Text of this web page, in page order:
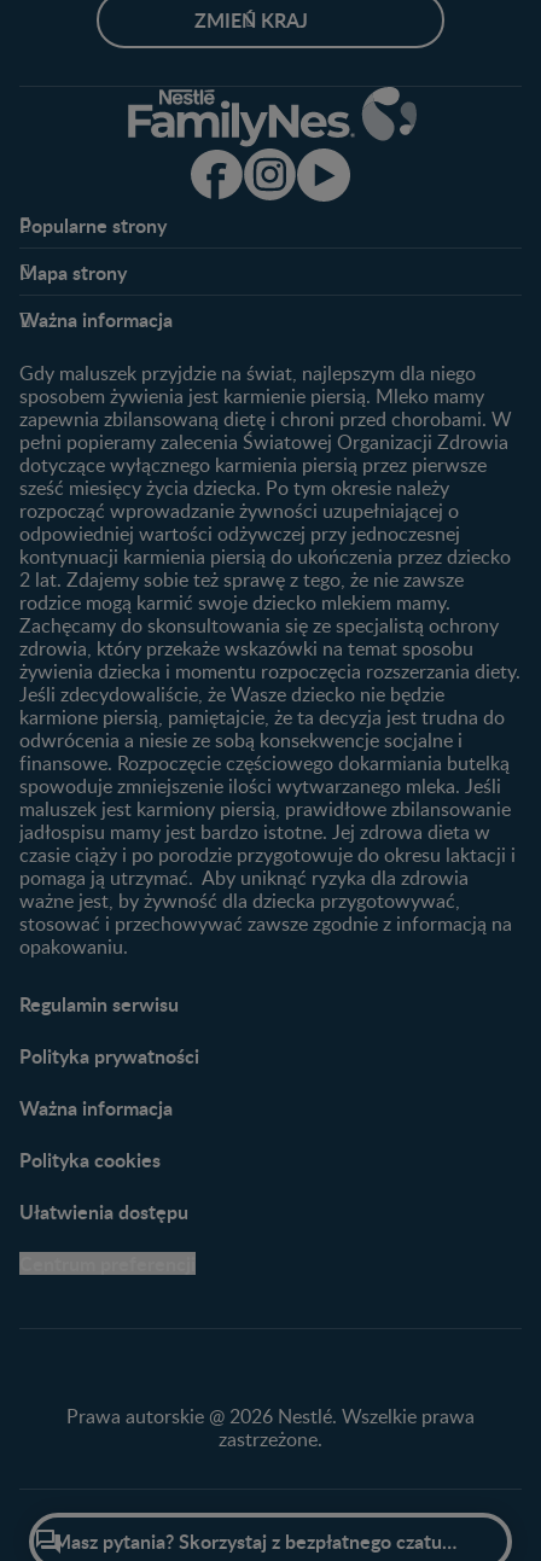
 Masz pytania? Skorzystaj z bezpłatnego czatu z ekspertem!
ZMIEŃ KRAJ
Popularne strony​
Kontakt
FAQ
Produkty
Wyszukiwarka produktów
Nasze marki
Mapa strony​
Plamienie implantacyjne –
Jak zaplanować płeć
dziecka?
Jak rozpoznać dni płodne?
Badania przed ciążą
Planowanie urlopu
macierzyńskiego
1. trymestr ciąży
2. trymestr ciąży
3. trymestr ciąży
Rozwój dziecka
Kalendarz rozwoju dziecka
Skoki rozwojowe
Ząbkowanie u niemowląt
Żywienie dziecka
10 sposobów jak poprawić
laktację
Jakie mleko następne
wybrać dla dziecka?
Jak rozszerzać dietę
niemowlaka?
Przydatne materiały dla
rodziców
Poradniki dla rodziców
Karty do zdjęć dla
Maluszka
Materiały do pobrania
Narzędzia dla rodziców
praktyczne wskazówki
Ważna informacja
Gdy maluszek przyjdzie na świat, najlepszym dla niego
sposobem żywienia jest karmienie piersią. Mleko mamy
zapewnia zbilansowaną dietę i chroni przed chorobami. W
pełni popieramy zalecenia Światowej Organizacji Zdrowia
dotyczące wyłącznego karmienia piersią przez pierwsze
sześć miesięcy życia dziecka. Po tym okresie należy
rozpocząć wprowadzanie żywności uzupełniającej o
odpowiedniej wartości odżywczej przy jednoczesnej
kontynuacji karmienia piersią do ukończenia przez dziecko
2 lat. Zdajemy sobie też sprawę z tego, że nie zawsze
rodzice mogą karmić swoje dziecko mlekiem mamy.
Zachęcamy do skonsultowania się ze specjalistą ochrony
zdrowia, który przekaże wskazówki na temat sposobu
żywienia dziecka i momentu rozpoczęcia rozszerzania diety.
Jeśli zdecydowaliście, że Wasze dziecko nie będzie
karmione piersią, pamiętajcie, że ta decyzja jest trudna do
odwrócenia a niesie ze sobą konsekwencje socjalne i
finansowe. Rozpoczęcie częściowego dokarmiania butelką
spowoduje zmniejszenie ilości wytwarzanego mleka. Jeśli
maluszek jest karmiony piersią, prawidłowe zbilansowanie
jadłospisu mamy jest bardzo istotne. Jej zdrowa dieta w
czasie ciąży i po porodzie przygotowuje do okresu laktacji i
pomaga ją utrzymać. Aby uniknąć ryzyka dla zdrowia
ważne jest, by żywność dla dziecka przygotowywać,
stosować i przechowywać zawsze zgodnie z informacją na
opakowaniu.
Regulamin serwisu
Polityka prywatności
Ważna informacja
Polityka cookies
Ułatwienia dostępu
Prawa autorskie @ 2026 Nestlé. Wszelkie prawa
zastrzeżone.
Przewiń do góry